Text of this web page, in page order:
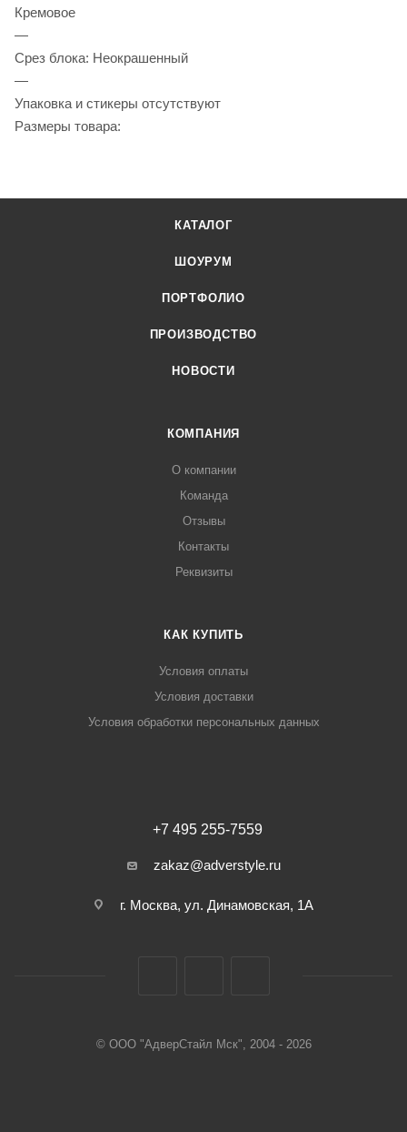
Кремовое
—
Срез блока: Неокрашенный
—
Упаковка и стикеры отсутствуют
Размеры товара:
КАТАЛОГ
ШОУРУМ
ПОРТФОЛИО
ПРОИЗВОДСТВО
НОВОСТИ
КОМПАНИЯ
О компании
Команда
Отзывы
Контакты
Реквизиты
КАК КУПИТЬ
Условия оплаты
Условия доставки
Условия обработки персональных данных
+7 495 255-7559
zakaz@adverstyle.ru
г. Москва, ул. Динамовская, 1А
© ООО "АдверСтайл Мск", 2004 - 2026